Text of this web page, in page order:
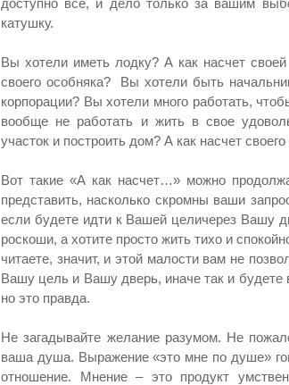
доступно все, и дело только за вашим
катушку.
Вы хотели иметь лодку? А как насчет
своего особняка? Вы хотели быть
корпорации? Вы хотели много работать,
вообще не работать и жить в свое
участок и построить дом? А как насчет
Вот такие «А как насчет…» можно
представить, насколько скромны ваши
если будете идти к Вашей целичерез Вашу
роскоши, а хотите просто жить тихо и
читаете, значит, и этой малости вам не
Вашу цель и Вашу дверь, иначе так и будете
но это правда.
Не загадывайте желание разумом. Не
ваша душа. Выражение «это мне по душе»
отношение. Мнение – это продукт